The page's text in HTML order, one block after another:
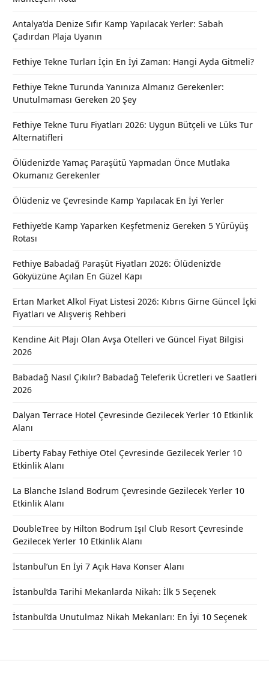
Antalya’da Denize Sıfır Kamp Yapılacak Yerler: Sabah
Çadırdan Plaja Uyanın
Fethiye Tekne Turları İçin En İyi Zaman: Hangi Ayda Gitmeli?
Fethiye Tekne Turunda Yanınıza Almanız Gerekenler:
Unutulmaması Gereken 20 Şey
Fethiye Tekne Turu Fiyatları 2026: Uygun Bütçeli ve Lüks Tur
Alternatifleri
Ölüdeniz’de Yamaç Paraşütü Yapmadan Önce Mutlaka
Okumanız Gerekenler
Ölüdeniz ve Çevresinde Kamp Yapılacak En İyi Yerler
Fethiye’de Kamp Yaparken Keşfetmeniz Gereken 5 Yürüyüş
Rotası
Fethiye Babadağ Paraşüt Fiyatları 2026: Ölüdeniz’de
Gökyüzüne Açılan En Güzel Kapı
Ertan Market Alkol Fiyat Listesi 2026: Kıbrıs Girne Güncel İçki
Fiyatları ve Alışveriş Rehberi
Kendine Ait Plajı Olan Avşa Otelleri ve Güncel Fiyat Bilgisi
2026
Babadağ Nasıl Çıkılır? Babadağ Teleferik Ücretleri ve Saatleri
2026
Dalyan Terrace Hotel Çevresinde Gezilecek Yerler 10 Etkinlik
Alanı
Liberty Fabay Fethiye Otel Çevresinde Gezilecek Yerler 10
Etkinlik Alanı
La Blanche Island Bodrum Çevresinde Gezilecek Yerler 10
Etkinlik Alanı
DoubleTree by Hilton Bodrum Işıl Club Resort Çevresinde
Gezilecek Yerler 10 Etkinlik Alanı
İstanbul’un En İyi 7 Açık Hava Konser Alanı
İstanbul’da Tarihi Mekanlarda Nikah: İlk 5 Seçenek
İstanbul’da Unutulmaz Nikah Mekanları: En İyi 10 Seçenek